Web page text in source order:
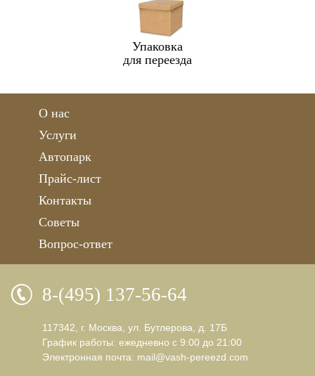
Упаковка
для переезда
О нас
Услуги
Автопарк
Прайс-лист
Контакты
Советы
Вопрос-ответ
8-(495) 137-56-64
117342, г. Москва, ул. Бутлерова, д. 17Б
График работы: ежедневно с 9:00 до 21:00
Электронная почта: mail@vash-pereezd.com